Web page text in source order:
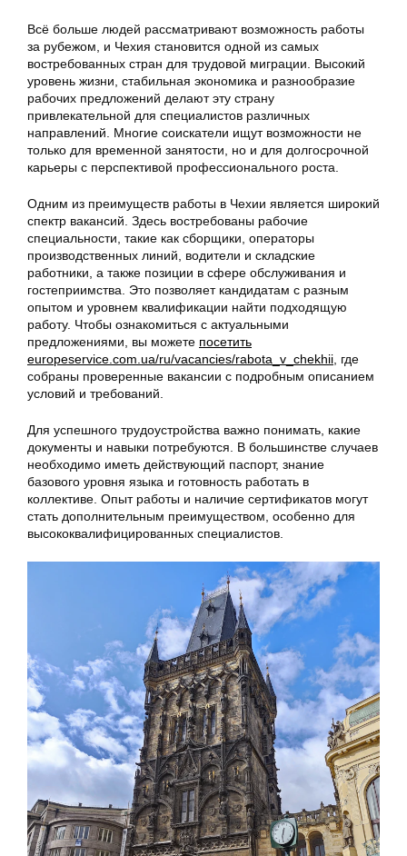
Всё больше людей рассматривают возможность работы
за рубежом, и Чехия становится одной из самых
востребованных стран для трудовой миграции. Высокий
уровень жизни, стабильная экономика и разнообразие
рабочих предложений делают эту страну
привлекательной для специалистов различных
направлений. Многие соискатели ищут возможности не
только для временной занятости, но и для долгосрочной
карьеры с перспективой профессионального роста.
Одним из преимуществ работы в Чехии является широкий
спектр вакансий. Здесь востребованы рабочие
специальности, такие как сборщики, операторы
производственных линий, водители и складские
работники, а также позиции в сфере обслуживания и
гостеприимства. Это позволяет кандидатам с разным
опытом и уровнем квалификации найти подходящую
работу. Чтобы ознакомиться с актуальными
предложениями, вы можете посетить
europeservice.com.ua/ru/vacancies/rabota_v_chekhii , где
собраны проверенные вакансии с подробным описанием
условий и требований.
Для успешного трудоустройства важно понимать, какие
документы и навыки потребуются. В большинстве случаев
необходимо иметь действующий паспорт, знание
базового уровня языка и готовность работать в
коллективе. Опыт работы и наличие сертификатов могут
стать дополнительным преимуществом, особенно для
высококвалифицированных специалистов.